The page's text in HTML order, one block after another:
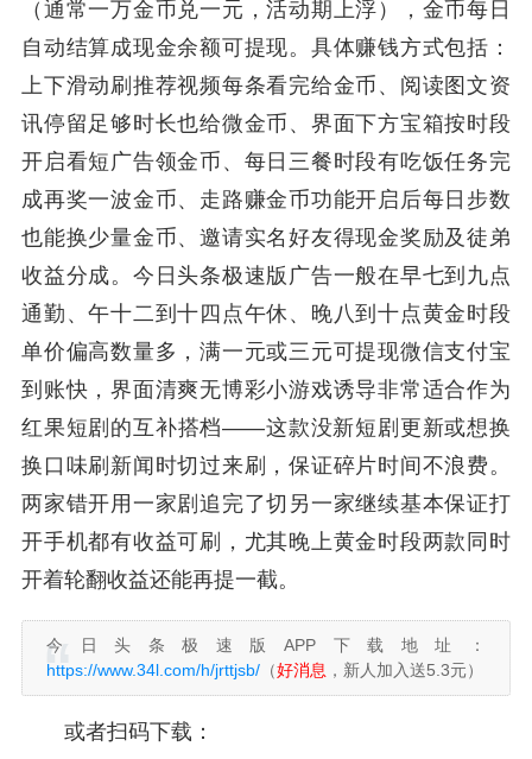
（通常一万金币兑一元，活动期上浮），金币每日
自动结算成现金余额可提现。具体赚钱方式包括：
上下滑动刷推荐视频每条看完给金币、阅读图文资
讯停留足够时长也给微金币、界面下方宝箱按时段
开启看短广告领金币、每日三餐时段有吃饭任务完
成再奖一波金币、走路赚金币功能开启后每日步数
也能换少量金币、邀请实名好友得现金奖励及徒弟
收益分成。今日头条极速版广告一般在早七到九点
通勤、午十二到十四点午休、晚八到十点黄金时段
单价偏高数量多，满一元或三元可提现微信支付宝
到账快，界面清爽无博彩小游戏诱导非常适合作为
红果短剧的互补搭档——这款没新短剧更新或想换
换口味刷新闻时切过来刷，保证碎片时间不浪费。
两家错开用一家剧追完了切另一家继续基本保证打
开手机都有收益可刷，尤其晚上黄金时段两款同时
开着轮翻收益还能再提一截。
今日头条极速版APP下载地址：
https://www.34l.com/h/jrttjsb/ （好消息 ，新人加入送5.3元）
或者扫码下载：